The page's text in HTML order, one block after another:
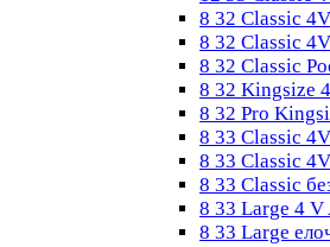
8 32 Classic
8 32 Classic
8 32 Classic
8 32 Kingsize
8 32 Pro
8 33 Classic
8 33 Classic
8 33 Classic
8 33 Large 4 V
8 33 Large